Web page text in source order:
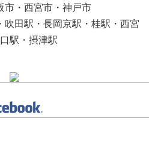
市・西宮市・神戸市
吹田駅・長岡京駅・桂駅・西宮
駅・摂津駅